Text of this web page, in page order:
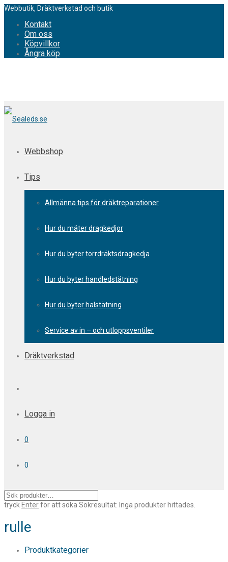
Webbutik, Dräktverkstad och butik
Kontakt
Om oss
Köpvillkor
Ångra köp
Webbshop
Tips
Allmänna tips för dräktreparationer
Hur du mäter dragkedjor
Hur du byter torrdräktsdragkedja
Hur du byter handledstätning
Hur du byter halstätning
Service av in – och utloppsventiler
Dräktverkstad
Logga in
0
0
tryck Enterför att söka Sökresultat: Inga produkter hittades.
rulle
Produktkategorier